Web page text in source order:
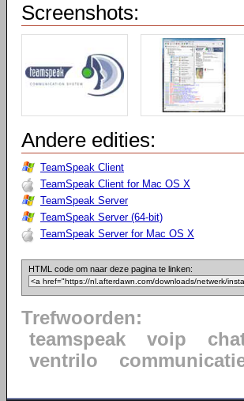
Screenshots:
Andere edities:
TeamSpeak Client
TeamSpeak Client for Mac OS X
TeamSpeak Server
TeamSpeak Server (64-bit)
TeamSpeak Server for Mac OS X
HTML code om naar deze pagina te linken:
Trefwoorden:
teamspeak
voip
ventrilo